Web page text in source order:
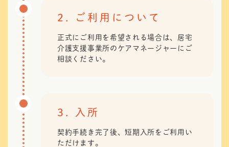
2. ご利用について
正式にご利用を希望される場合は、居宅
介護支援事業所のケアマネージャーにご
相談ください。
3. 入所
契約手続き完了後、短期入所をご利用い
ただけます。